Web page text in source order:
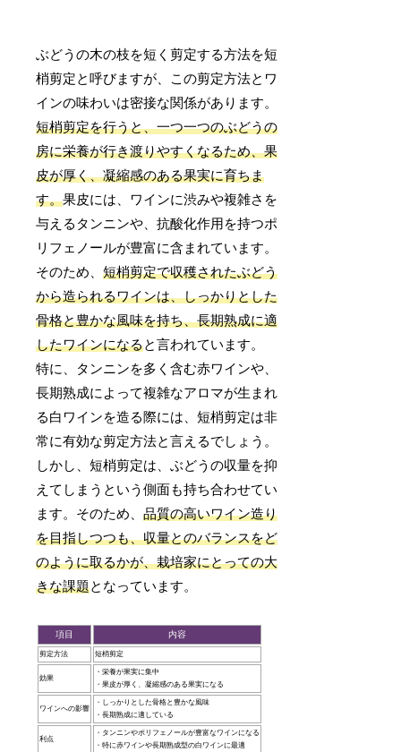
ぶどうの木の枝を短く剪定する方法を短
梢剪定と呼びますが、この剪定方法とワ
インの味わいは密接な関係があります。
短梢剪定を行うと、一つ一つのぶどうの
房に栄養が行き渡りやすくなるため、果
皮が厚く、凝縮感のある果実に育ちま
す。果皮には、ワインに渋みや複雑さを
与えるタンニンや、抗酸化作用を持つポ
リフェノールが豊富に含まれています。
そのため、短梢剪定で収穫されたぶどう
から造られるワインは、しっかりとした
骨格と豊かな風味を持ち、長期熟成に適
したワインになると言われています。
特に、タンニンを多く含む赤ワインや、
長期熟成によって複雑なアロマが生まれ
る白ワインを造る際には、短梢剪定は非
常に有効な剪定方法と言えるでしょう。
しかし、短梢剪定は、ぶどうの収量を抑
えてしまうという側面も持ち合わせてい
ます。そのため、品質の高いワイン造り
を目指しつつも、収量とのバランスをど
のように取るかが、栽培家にとっての大
きな課題となっています。
項目 内容
剪定方法 短梢剪定
効果
・栄養が果実に集中
・果皮が厚く、凝縮感のある果実になる
ワインへの影響
・しっかりとした骨格と豊かな風味
・長期熟成に適している
利点
・タンニンやポリフェノールが豊富なワインになる
・特に赤ワインや長期熟成型の白ワインに最適